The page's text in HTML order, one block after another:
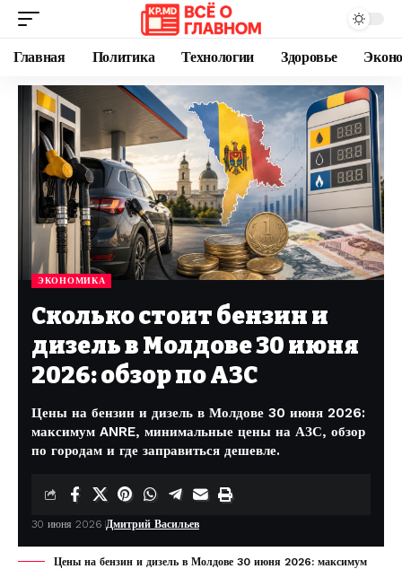
Главная Политика Технологии Здоровье
ЭКОНОМИКА
Сколько стоит бензин и
дизель в Молдове 30 июня
2026: обзор по АЗС
Цены на бензин и дизель в Молдове 30 июня 2026:
максимум ANRE, минимальные цены на АЗС, обзор
по городам и где заправиться дешевле.
30 июня 2026 Дмитрий Васильев
Цены на бензин и дизель в Молдове 30 июня 2026: максимум